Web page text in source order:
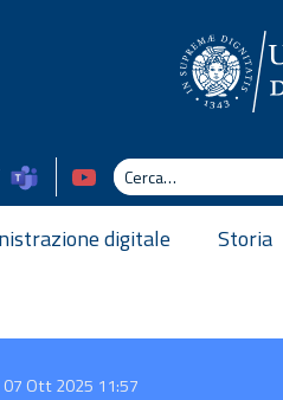
Cerca
digitale
Storia
07 Ott 2025 11:57